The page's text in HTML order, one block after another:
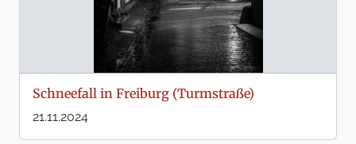
Schneefall in Freiburg (Turmstraße)
21.11.2024